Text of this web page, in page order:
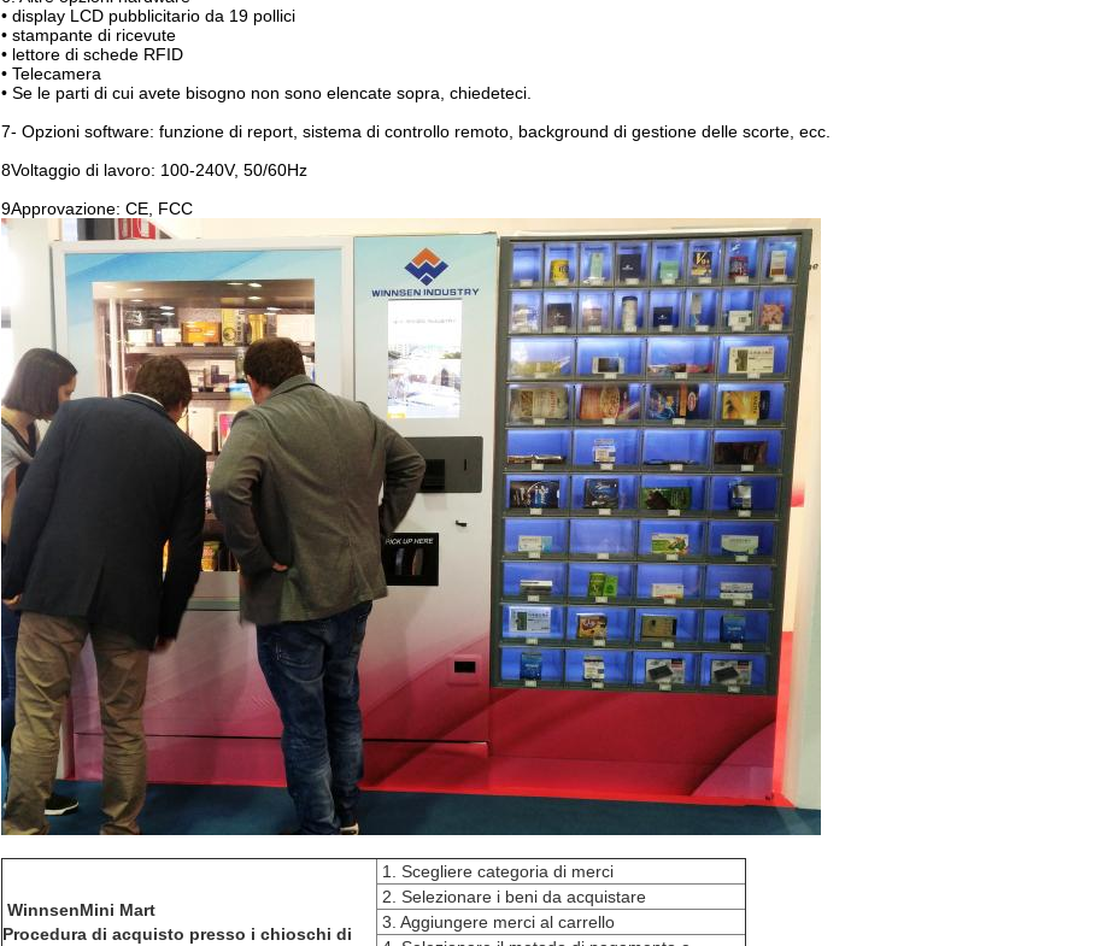
• display LCD pubblicitario da 19 pollici
• stampante di ricevute
• lettore di schede RFID
• Telecamera
• Se le parti di cui avete bisogno non sono elencate sopra, chiedeteci.
7- Opzioni software: funzione di report, sistema di controllo remoto, background di gestione delle scorte, ecc.
8Voltaggio di lavoro: 100-240V, 50/60Hz
9Approvazione: CE, FCC
WinnsenMini Mart
Procedura di acquisto presso i chioschi di
1. Scegliere categoria di merci
2. Selezionare i beni da acquistare
3. Aggiungere merci al carrello